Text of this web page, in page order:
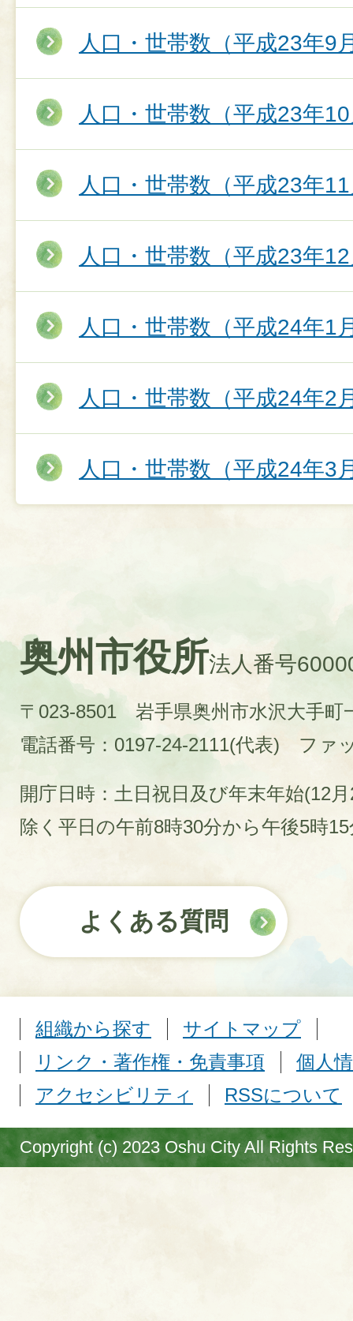
人口・世帯数（平成23年9
人口・世帯数（平成23年
人口・世帯数（平成23年
人口・世帯数（平成23年
人口・世帯数（平成24年1
人口・世帯数（平成24年2
人口・世帯数（平成24年3
奥州市役所法人番号
〒023-8501 岩手県奥州市水沢大手町
電話番号：0197-24-2111(代表)
ファ
開庁日時：土日祝日及び年末年始(12
除く平日の午前8時30分から午後5時
よくある質問
組織から探す
サイトマップ
リンク・著作権・免責事項
個人
アクセシビリティ
RSSについて
Copyright (c) 2023 Oshu City All Rights